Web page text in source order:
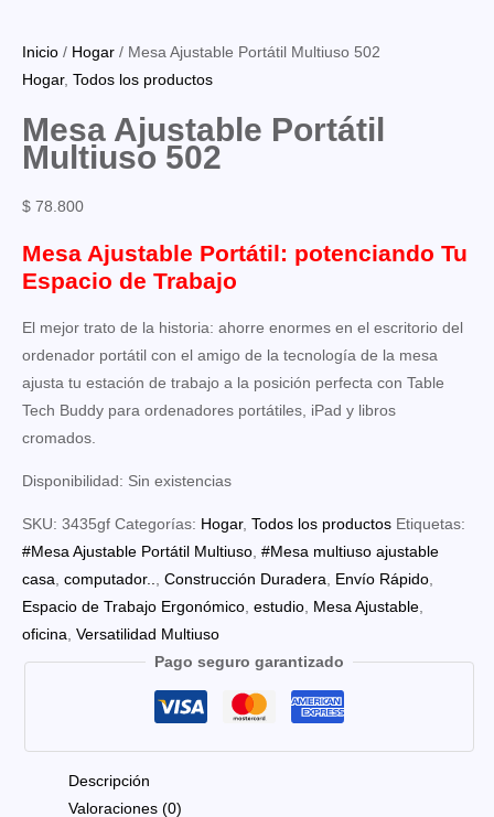
Inicio / Hogar / Mesa Ajustable Portátil Multiuso 502
Hogar, Todos los productos
Mesa Ajustable Portátil
Multiuso 502
$ 78.800
Mesa Ajustable Portátil: potenciando Tu
Espacio de Trabajo
El mejor trato de la historia: ahorre enormes en el escritorio del
ordenador portátil con el amigo de la tecnología de la mesa
ajusta tu estación de trabajo a la posición perfecta con Table
Tech Buddy para ordenadores portátiles, iPad y libros
cromados.
Disponibilidad: Sin existencias
SKU: 3435gf Categorías: Hogar, Todos los productos Etiquetas:
#Mesa Ajustable Portátil Multiuso #Mesa multiuso ajustable
casa computador.. Construcción Duradera Envío Rápido
Espacio de Trabajo Ergonómico estudio Mesa Ajustable
oficina Versatilidad Multiuso
Pago seguro garantizado
Descripción
Valoraciones (0)